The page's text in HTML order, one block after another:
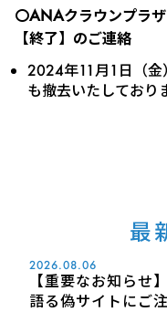
〇ANAクラウンプラ
【終了】のご連絡
2024年11月1日（金
も撤去いたしており
最
2026.08.06
【重要なお知らせ
語る偽サイトにご